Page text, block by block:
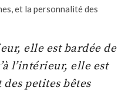
et la personnalité des
elle est bardée de
l’intérieur, elle est
petites bêtes